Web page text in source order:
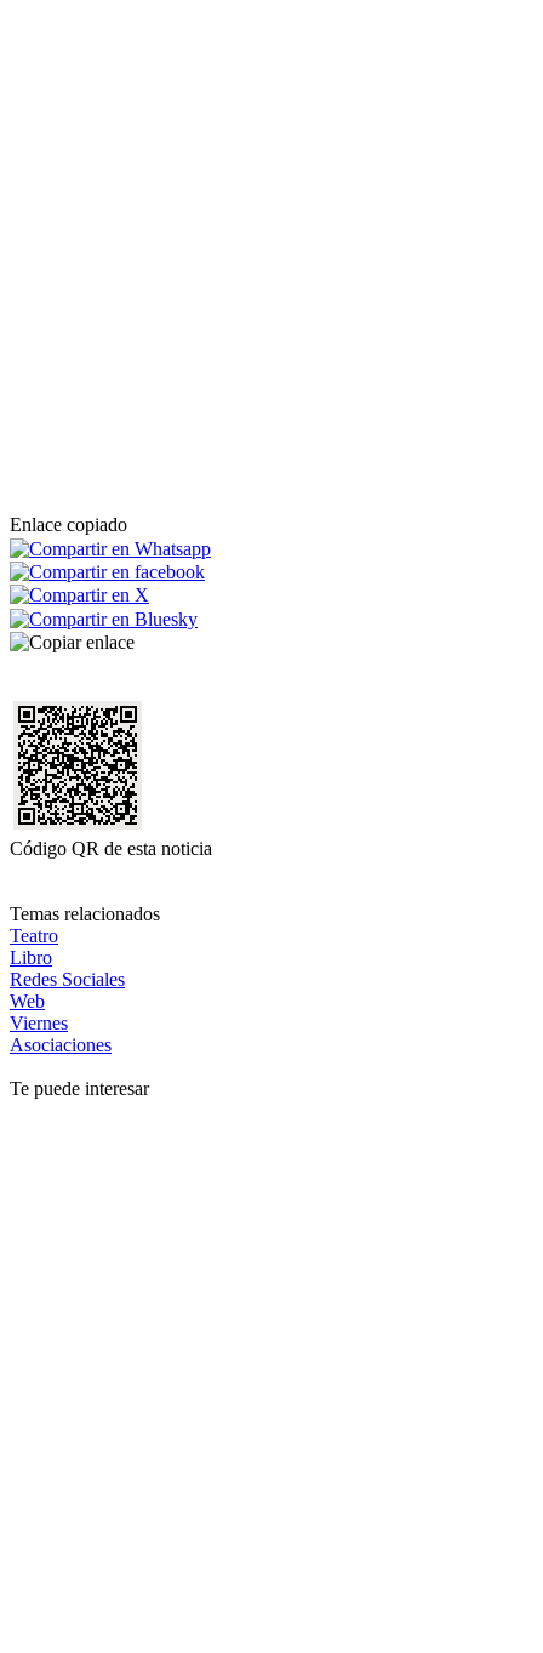
Enlace copiado
Código QR de esta noticia
Temas relacionados
Teatro
Libro
Redes Sociales
Web
Viernes
Asociaciones
Te puede interesar